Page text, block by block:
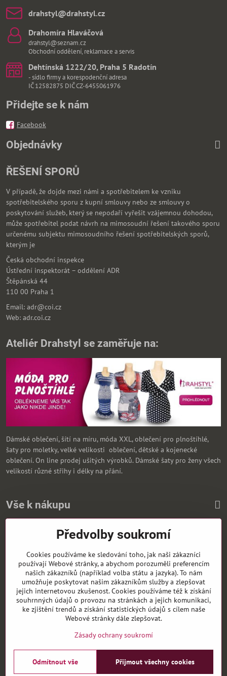
drahstyl​@drahstyl​.cz
Drahomíra Hlaváčová
drahstyl@seznam.cz
Obchodní oddělení, reklamace a servis
Dehtínská 1222/20, Praha 5 Radotín
- sídlo firmy a korespodenční adresa
IČ 12582875 DIČ CZ-6455061976
Přidejte se k nám
Facebook
Objednávky
ŘEŠENÍ SPORŮ
V případě, že dojde mezi námi a spotřebitelem ke vzniku
spotřebitelského sporu z kupní smlouvy nebo ze smlouvy o
poskytování služeb, který se nepodaří vyřešit vzájemnou dohodou,
může spotřebitel podat návrh na mimosoudní řešení takového sporu
určenému subjektu mimosoudního řešení spotřebitelských sporů,
kterým je
Česká obchodní inspekce
Ústřední inspektorát – oddělení ADR
Štěpánská 44
110 00 Praha 1
Email: adr@coi.cz
Web: adr.coi.cz
Ateliér Drahstyl se zaměřuje na:
Dámské oblečení, šítí na míru, móda XXL, oblečení pro plnoštíhlé,
šaty pro moletky, velké velikosti oblečení, dětské a kojenecké
oblečení. On line prodej ušitých výrobků. Dámské šaty pro ženy všech
velikostí různé střihy i délky na přání.
Vše k nákupu
Zasíláme i na Slovensko
©2026CopyrightPředvolby soukromíZásady ochrany soukromí
Předvolby soukromí
Cookies používáme ke sledování toho, jak naši zákazníci
používají Webové stránky, a abychom porozuměli preferencím
našich zákazníků (například volba státu a jazyka). To nám
umožňuje poskytovat našim zákazníkům služby a zlepšovat
jejich internetovou zkušenost. Cookies používáme též k získání
souhrnných údajů o provozu na stránkách a jejich komunikaci,
ke zjištění trendů a získání statistických údajů s cílem naše
Webové stránky dále zlepšovat.
Zásady ochrany soukromí
Přijmout všechny cookies
Odmítnout vše